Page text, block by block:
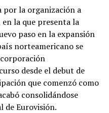
por la organización a
la que presenta la
paso en la expansión
norteamericano se
desde el debut de
que comenzó como
consolidándose
de Eurovisión.